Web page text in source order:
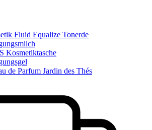
Fluid Equalize Tonerde
Kosmetiktasche
de Parfum Jardin des Thés